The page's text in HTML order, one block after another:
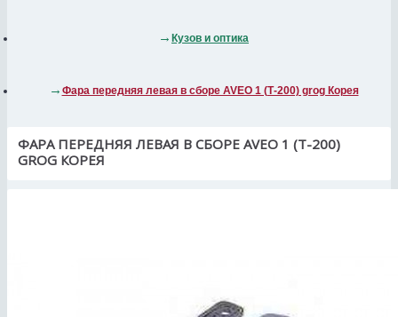
Кузов и оптика
Фара передняя левая в сборе AVEO 1 (Т-200) grog Корея
ФАРА ПЕРЕДНЯЯ ЛЕВАЯ В СБОРЕ AVEO 1 (Т-200)
GROG КОРЕЯ